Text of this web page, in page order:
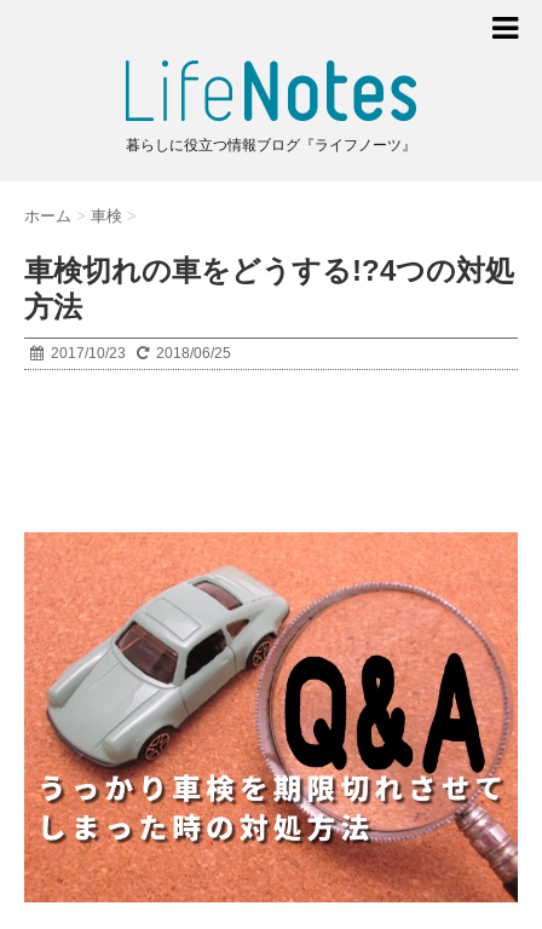
暮らしに役立つ情報ブログ『ライフノーツ』
ホーム > 車検 >
車検切れの車をどうする!?4つの対処
方法
2017/10/23 2018/06/25